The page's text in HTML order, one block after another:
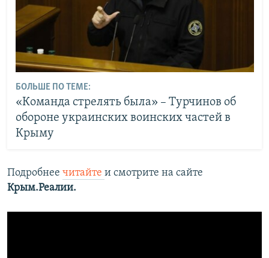
БОЛЬШЕ ПО ТЕМЕ:
«Команда стрелять была» – Турчинов об
обороне украинских воинских частей в
Крыму
Подробнее читайте и смотрите на сайте
Крым.Реалии.